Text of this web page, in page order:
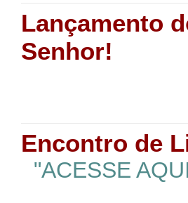
Lançamento
Senhor!
Encontro de
"ACESSE